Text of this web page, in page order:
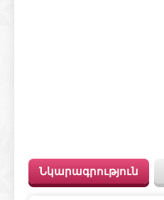
Նկարագրություն